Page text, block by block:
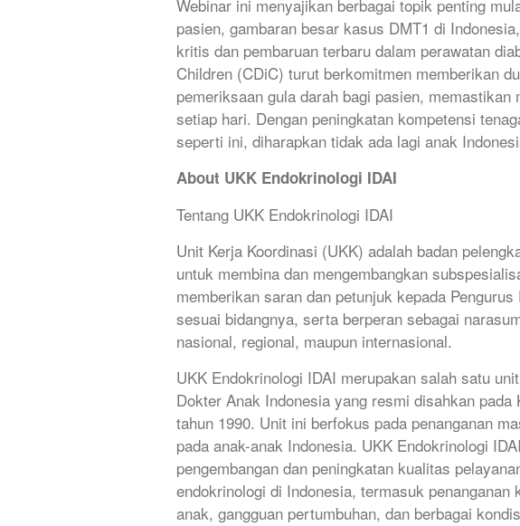
Webinar ini menyajikan berbagai topik penting
pasien, gambaran besar kasus DMT1 di
kritis dan pembaruan terbaru dalam perawatan
Children (CDiC) turut berkomitmen memberikan
pemeriksaan gula darah bagi pasien,
setiap hari. Dengan peningkatan kompetensi
seperti ini, diharapkan tidak ada lagi anak
About UKK Endokrinologi IDAI
Tentang UKK Endokrinologi IDAI
Unit Kerja Koordinasi (UKK) adalah badan
untuk membina dan mengembangkan
memberikan saran dan petunjuk kepada
sesuai bidangnya, serta berperan sebagai
nasional, regional, maupun internasional.
UKK Endokrinologi IDAI merupakan salah satu
Dokter Anak Indonesia yang resmi disahkan pada
tahun 1990. Unit ini berfokus pada penanganan
pada anak-anak Indonesia. UKK Endokrinologi
pengembangan dan peningkatan kualitas
endokrinologi di Indonesia, termasuk
anak, gangguan pertumbuhan, dan berbagai